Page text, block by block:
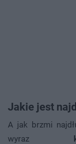
Jakie jest
A jak brzmi
wyraz